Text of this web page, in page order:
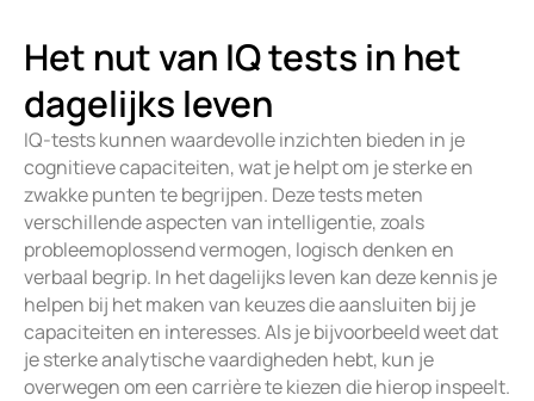
Het nut van IQ tests in het
dagelijks leven
IQ-tests kunnen waardevolle inzichten bieden in je
cognitieve capaciteiten, wat je helpt om je sterke en
zwakke punten te begrijpen. Deze tests meten
verschillende aspecten van intelligentie, zoals
probleemoplossend vermogen, logisch denken en
verbaal begrip. In het dagelijks leven kan deze kennis je
helpen bij het maken van keuzes die aansluiten bij je
capaciteiten en interesses. Als je bijvoorbeeld weet dat
je sterke analytische vaardigheden hebt, kun je
overwegen om een carrière te kiezen die hierop inspeelt.